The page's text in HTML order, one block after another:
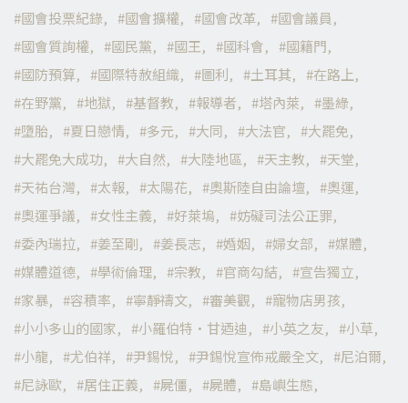
國會投票紀錄
國會擴權 國會改革
國會議員
國會質詢權
國民黨 國王 國科會
國籍門
國防預算
國際特赦組織 圖利 土耳其
在路上
在野黨
地獄 基督教 報導者 塔內萊
墨綠
墮胎
夏日戀情 多元 大同 大法官
大罷免
大罷免大成功
大自然 大陸地區 天主教
天堂
天祐台灣
太報 太陽花 奧斯陸自由論壇
奧運
奧運爭議
女性主義 好萊塢
妨礙司法公正罪
委內瑞拉
姜至剛 姜長志 婚姻 婦女部
媒體
媒體道德
學術倫理 宗教 官商勾結
宣告獨立
家暴
容積率 寧靜禱文 審美觀
寵物店男孩
小小多山的國家
小羅伯特·甘迺迪 小英之友
小草
小龍
尤伯祥 尹錫悅 尹錫悅宣佈戒嚴全文
尼泊爾
尼詠歐
居住正義 屍僵 屍體
島嶼生態